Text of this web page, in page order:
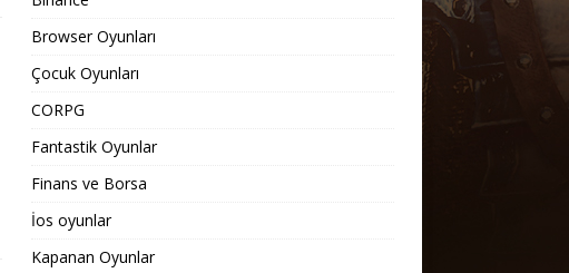
Browser Oyunları
Çocuk Oyunları
CORPG
Fantastik Oyunlar
Finans ve Borsa
İos oyunlar
Kapanan Oyunlar